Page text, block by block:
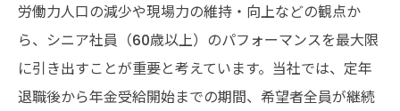
労働力人口の減少や現場力の維持・向上などの観点か
ら、シニア社員（60歳以上）のパフォーマンスを最大限
に引き出すことが重要と考えています。当社では、定年
退職後から年金受給開始までの期間、希望者全員が継続